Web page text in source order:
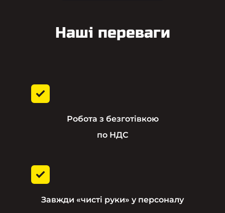
Наші переваги
Робота з безготівкою
по НДС
Завжди «чисті руки» у персоналу